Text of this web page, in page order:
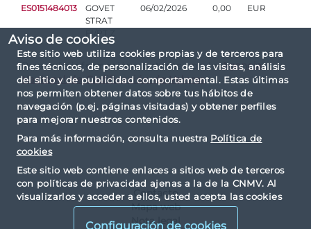
Aviso de cookies
Este sitio web utiliza cookies propias y de terceros para
fines técnicos, de personalización de las visitas, análisis
del sitio y de publicidad comportamental. Estas últimas
nos permiten obtener datos sobre tus hábitos de
navegación (p.ej. páginas visitadas) y obtener perfiles
para mejorar nuestros contenidos.
Para más información, consulta nuestra Política de
cookies
Este sitio web contiene enlaces a sitios web de terceros
con políticas de privacidad ajenas a la de la CNMV. Al
visualizarlos y acceder a ellos, usted acepta las cookies
instaladas por terceros y sus políticas de privacidad y
Configuración de cookies
ES0151484013
GOVET
STRAT
FI/PT Z
06/02/2026 0,00 EUR
Para más información contacte con laAgencia
Nacional de Codificación de Valores
Contacto
Mapa web
Nota legal